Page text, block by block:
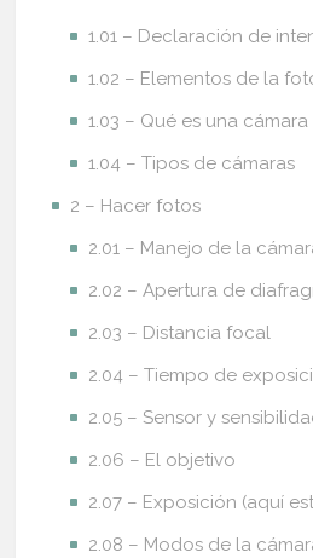
1.01 – Declaración de
1.02 – Elementos de la
1.03 – Qué es una
1.04 – Tipos de cámaras
2 – Hacer fotos
2.01 – Manejo de la
2.02 – Apertura de
2.03 – Distancia focal
2.04 – Tiempo de
2.05 – Sensor y
2.06 – El objetivo
2.07 – Exposición (aquí
2.08 – Modos de la